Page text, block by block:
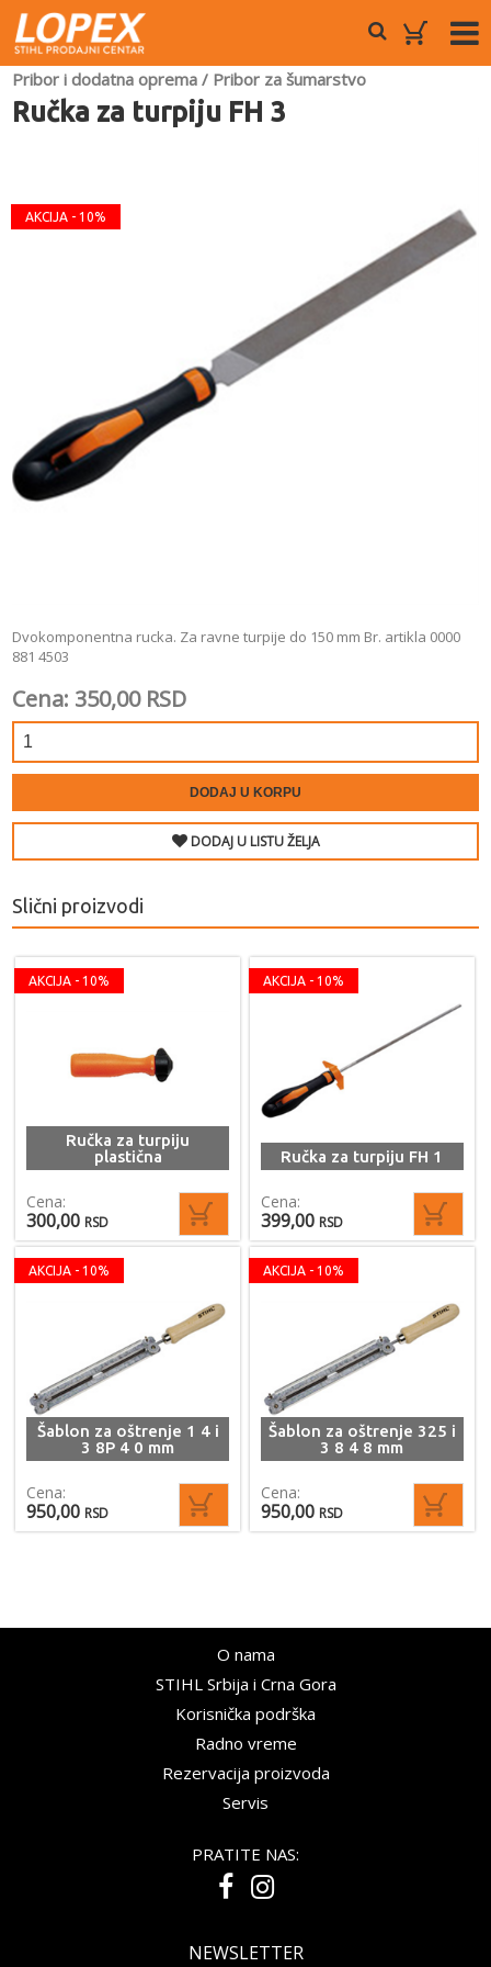
Pribor i dodatna oprema / Pribor za šumarstvo
Ručka za turpiju FH 3
AKCIJA - 10%
Dvokomponentna rucka. Za ravne turpije do 150 mm Br. artikla 0000
881 4503
Cena: 350,00 RSD
DODAJ U KORPU
DODAJ U LISTU ŽELJA
Slični proizvodi
AKCIJA - 10%
Ručka za turpiju
plastična
Cena:
300,00 RSD
AKCIJA - 10%
Ručka za turpiju FH 1
Cena:
399,00 RSD
AKCIJA - 10%
Šablon za oštrenje 1 4 i
3 8P 4 0 mm
Cena:
950,00 RSD
AKCIJA - 10%
Šablon za oštrenje 325 i
3 8 4 8 mm
Cena:
950,00 RSD
O nama
STIHL Srbija i Crna Gora
Korisnička podrška
Radno vreme
Rezervacija proizvoda
Servis
PRATITE NAS:
NEWSLETTER